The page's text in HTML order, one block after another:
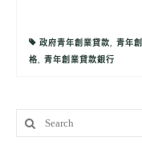
政府青年創業貸款, 青年
格, 青年創業貸款銀行
Search
for: